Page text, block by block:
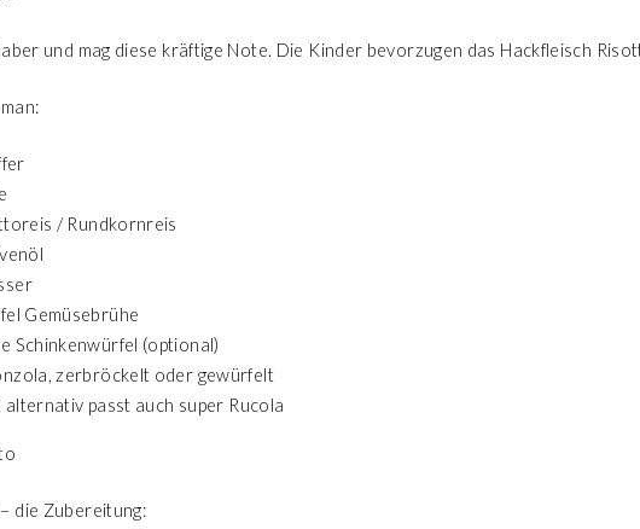
und mag diese kräftige Note. Die Kinder bevorzugen das Hackfleisch
/ Rundkornreis
Gemüsebrühe
Schinkenwürfel (optional)
zerbröckelt oder gewürfelt
passt auch super Rucola
die Zubereitung: